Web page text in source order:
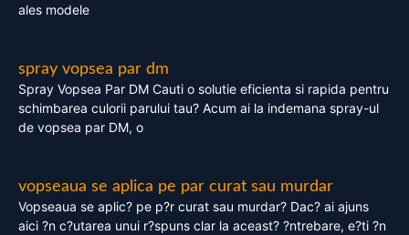
ales modele
spray vopsea par dm
Spray Vopsea Par DM Cauti o solutie eficienta si rapida pentru
schimbarea culorii parului tau? Acum ai la indemana spray-ul
de vopsea par DM, o
vopseaua se aplica pe par curat sau murdar
Vopseaua se aplic? pe p?r curat sau murdar? Dac? ai ajuns
aici ?n c?utarea unui r?spuns clar la aceast? ?ntrebare, e?ti ?n